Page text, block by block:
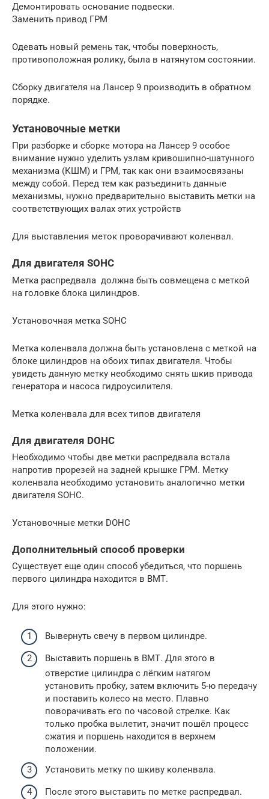
Демонтировать основание подвески.
Заменить привод ГРМ
Одевать новый ремень так, чтобы поверхность,
противоположная ролику, была в натянутом состоянии.
Сборку двигателя на Лансер 9 производить в обратном
порядке.
Установочные метки
При разборке и сборке мотора на Лансер 9 особое
внимание нужно уделить узлам кривошипно-шатунного
механизма (КШМ) и ГРМ, так как они взаимосвязаны
между собой. Перед тем как разъединить данные
механизмы, нужно предварительно выставить метки на
соответствующих валах этих устройств
Для выставления меток проворачивают коленвал.
Для двигателя SOHC
Метка распредвала должна быть совмещена с меткой
на головке блока цилиндров.
Установочная метка SOHC
Метка коленвала должна быть установлена с меткой на
блоке цилиндров на обоих типах двигателя. Чтобы
увидеть данную метку необходимо снять шкив привода
генератора и насоса гидроусилителя.
Метка коленвала для всех типов двигателя
Для двигателя DOHC
Необходимо чтобы две метки распредвала встала
напротив прорезей на задней крышке ГРМ. Метку
коленвала необходимо установить аналогично метки
двигателя SOHC.
Установочные метки DOHC
Дополнительный способ проверки
Существует еще один способ убедиться, что поршень
первого цилиндра находится в ВМТ.
Для этого нужно:
Вывернуть свечу в первом цилиндре.
Выставить поршень в ВМТ. Для этого в
отверстие цилиндра с лёгким натягом
установить пробку, затем включить 5-ю передачу
и поставить колесо на место. Плавно
поворачивать его по часовой стрелке. Как
только пробка вылетит, значит пошёл процесс
сжатия и поршень находится в верхнем
положении.
Установить метку по шкиву коленвала.
После этого выставить по метке распредвал.